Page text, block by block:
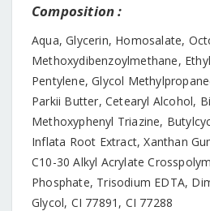
Composition :
Aqua, Glycerin, Homosalate,
Methoxydibenzoylmethane,
Pentylene, Glycol
Parkii Butter, Cetearyl Alcohol,
Methoxyphenyl Triazine,
Inflata Root Extract, Xanthan
C10-30 Alkyl Acrylate
Phosphate, Trisodium EDTA,
Glycol, CI 77891, CI 77288